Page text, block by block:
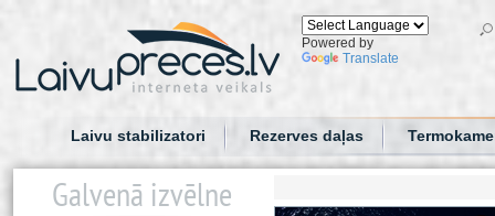
Powered by
Translate
Laivu stabilizatori Rezerves daļas
Galvenā izvēlne